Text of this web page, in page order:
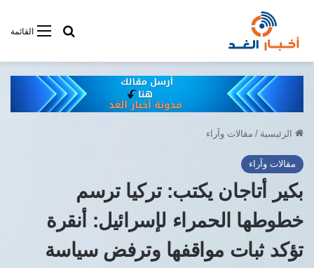
القائمةأبحت فى
الرئيسية / مقالات وآراء
مقالات وآراء
بكير أتاجان يكتب: تركيا ترسم
خطوطها الحمراء لإسرائيل: أنقرة
تؤكد ثبات مواقفها وترفض سياسة